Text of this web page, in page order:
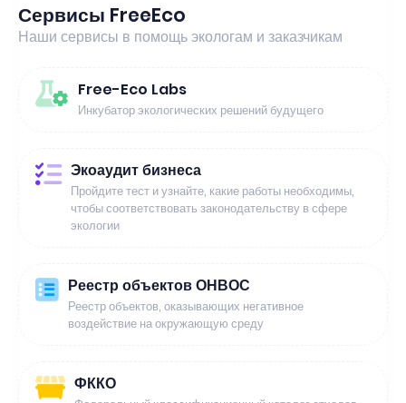
Сервисы FreeEco
Наши сервисы в помощь экологам и заказчикам
Free-Eco Labs
Инкубатор экологических решений будущего
Экоаудит бизнеса
Пройдите тест и узнайте, какие работы необходимы,
чтобы соответствовать законодательству в сфере
экологии
Реестр объектов ОНВОС
Реестр объектов, оказывающих негативное
воздействие на окружающую среду
ФККО